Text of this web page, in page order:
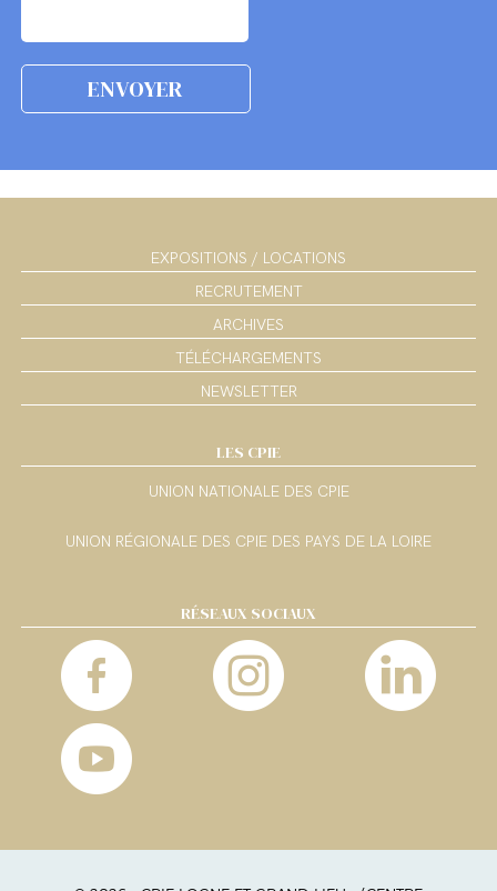
EXPOSITIONS / LOCATIONS
RECRUTEMENT
ARCHIVES
TÉLÉCHARGEMENTS
NEWSLETTER
LES CPIE
UNION NATIONALE DES CPIE
UNION RÉGIONALE DES CPIE DES PAYS DE LA LOIRE
RÉSEAUX SOCIAUX